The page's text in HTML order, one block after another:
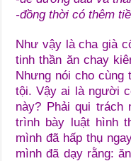
-đồng thời có thêm
Như vậy là cha già
tinh thần ăn chay
Nhưng nói cho cùng
tội. Vậy ai là người
này? Phải qui trách
trình bày luật hình
mình đã hấp thụ
mình đã dạy rằng: